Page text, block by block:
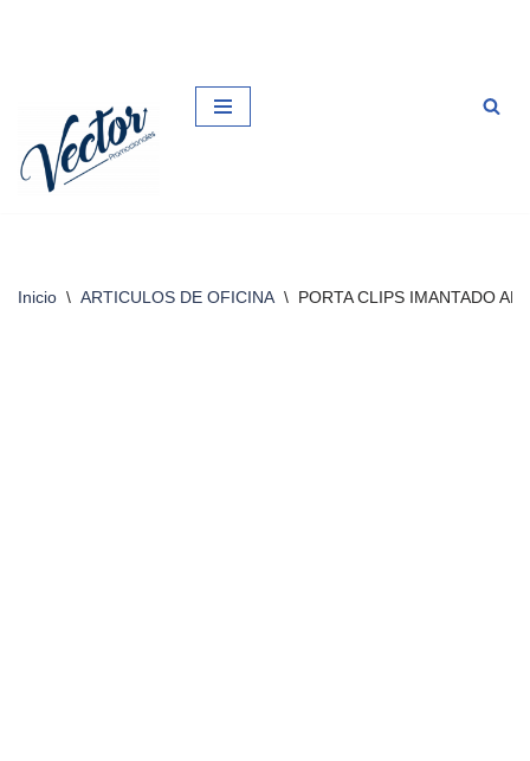
contenido
Inicio \ ARTICULOS DE OFICINA \ PORTA CLIPS IMANTADO